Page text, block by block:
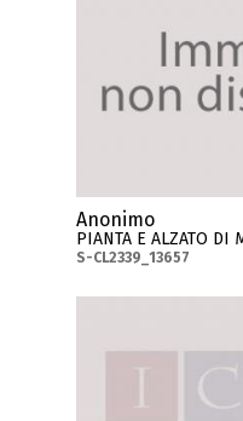
Anonimo
PIANTA E ALZATO DI
S-CL2339_13657